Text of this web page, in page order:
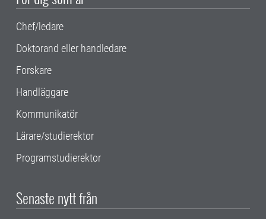
Chef/ledare
Doktorand eller handledare
Forskare
Handläggare
Kommunikatör
Lärare/studierektor
Programstudierektor
Senaste nytt från